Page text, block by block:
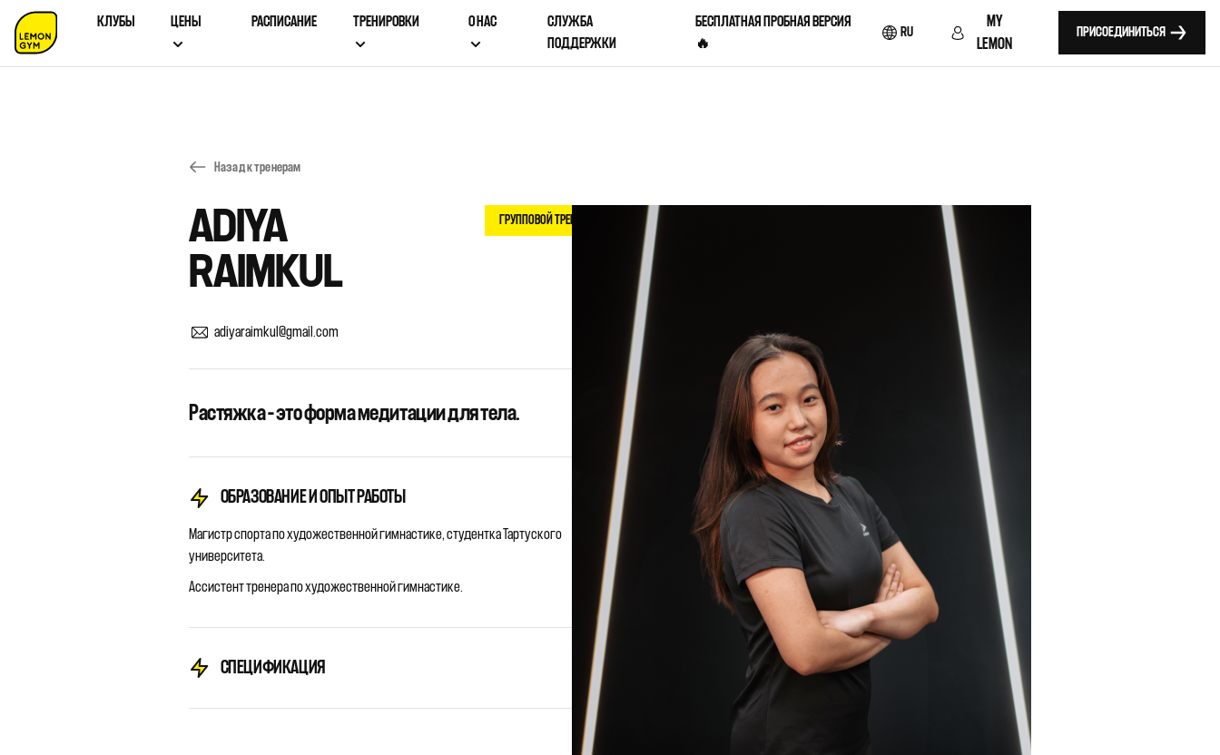
КЛУБЫ ЦЕНЫ РАСПИСАНИЕ ТРЕНИРОВКИ О НАС
СЛУЖБА
ПОДДЕРЖКИ
БЕСПЛАТНАЯ ПРОБНАЯ ВЕРСИЯ
🔥
RU
MY
LEMON
ПРИСОЕДИНИТЬСЯ
Назад к тренерам
ADIYA
RAIMKUL
ГРУППОВОЙ ТРЕНЕР
adiyaraimkul@gmail.com
Растяжка – это форма медитации для тела.
ОБРАЗОВАНИЕ И ОПЫТ РАБОТЫ
Магистр спорта по художественной гимнастике, студентка Тартуского
университета.
Ассистент тренера по художественной гимнастике.
СПЕЦИФИКАЦИЯ